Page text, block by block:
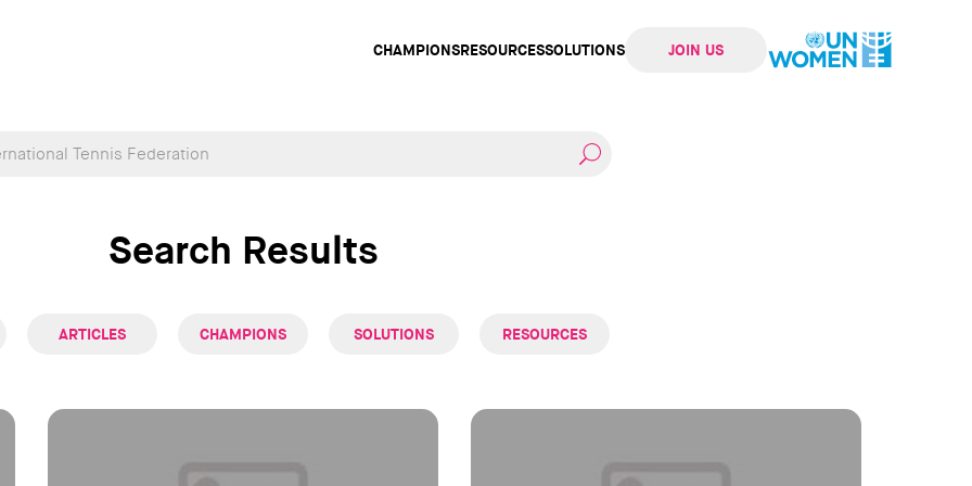
CHAMPIONSRESOURCESSOLUTIONS JOIN US
Search Results
ARTICLES CHAMPIONS SOLUTIONS RESOURCES